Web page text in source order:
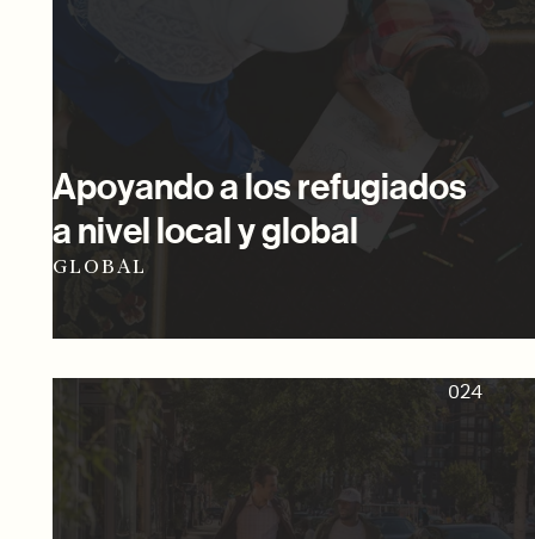
Apoyando a los refugiados
a nivel local y global
GLOBAL
024